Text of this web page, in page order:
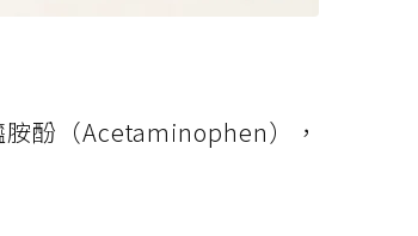
酚（Acetaminophen），